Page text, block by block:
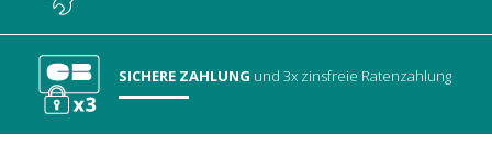
SICHERE ZAHLUNG und 3x zinsfreie Ratenzahlung